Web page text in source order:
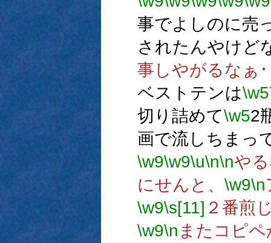
事でよしのに売
されたんやけど
事しやがるなぁ･
ベストテンは\w5
切り詰めて\w52
画で流しちまっ
\w9\w9\u\n\nや
にせんと、 \w9\n
\w9\s[11] ２番煎
\w9\n またコピ